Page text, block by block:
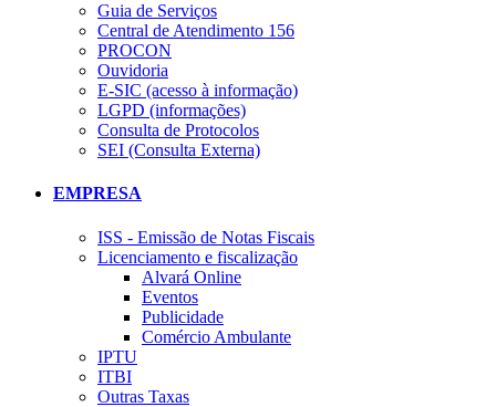
Guia de Serviços
Central de Atendimento 156
PROCON
Ouvidoria
E-SIC (acesso à informação)
LGPD (informações)
Consulta de Protocolos
SEI (Consulta Externa)
EMPRESA
ISS - Emissão de Notas Fiscais
Licenciamento e fiscalização
Alvará Online
Eventos
Publicidade
Comércio Ambulante
IPTU
ITBI
Outras Taxas